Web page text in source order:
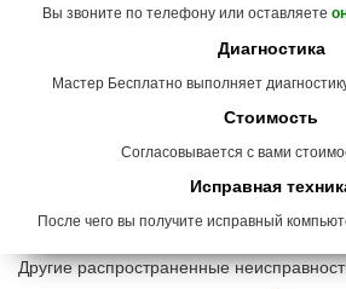
Вы звоните по телефону или оставляете
Диагностика
Мастер Бесплатно выполняет
Стоимость
Согласовывается с вами
Исправная
После чего вы получите исправный
Другие распространенные